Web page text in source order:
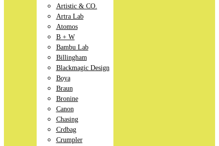
Artistic & CO.
Artra Lab
Atomos
B + W
Bambu Lab
Billingham
Blackmagic Design
Boya
Braun
Bronine
Canon
Chasing
Crdbag
Crumpler